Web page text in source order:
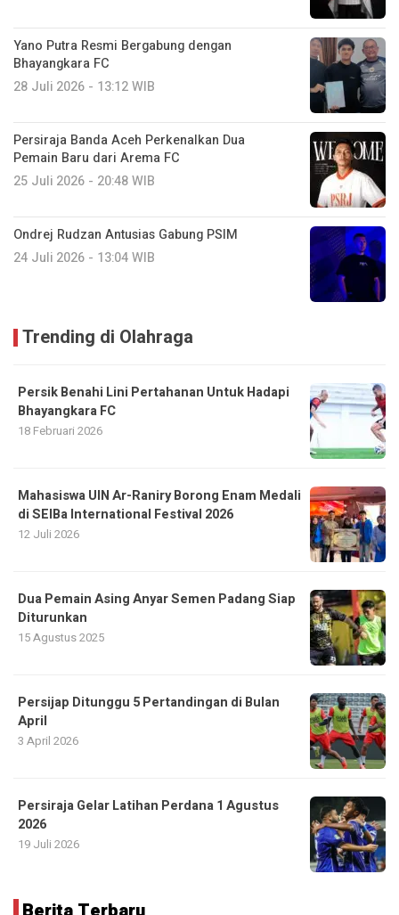
Yano Putra Resmi Bergabung dengan
Bhayangkara FC
28 Juli 2026 - 13:12 WIB
Persiraja Banda Aceh Perkenalkan Dua
Pemain Baru dari Arema FC
25 Juli 2026 - 20:48 WIB
Ondrej Rudzan Antusias Gabung PSIM
24 Juli 2026 - 13:04 WIB
Trending di Olahraga
Persik Benahi Lini Pertahanan Untuk Hadapi
Bhayangkara FC
18 Februari 2026
Mahasiswa UIN Ar-Raniry Borong Enam Medali
di SEIBa International Festival 2026
12 Juli 2026
Dua Pemain Asing Anyar Semen Padang Siap
Diturunkan
15 Agustus 2025
Persijap Ditunggu 5 Pertandingan di Bulan
April
3 April 2026
Persiraja Gelar Latihan Perdana 1 Agustus
2026
19 Juli 2026